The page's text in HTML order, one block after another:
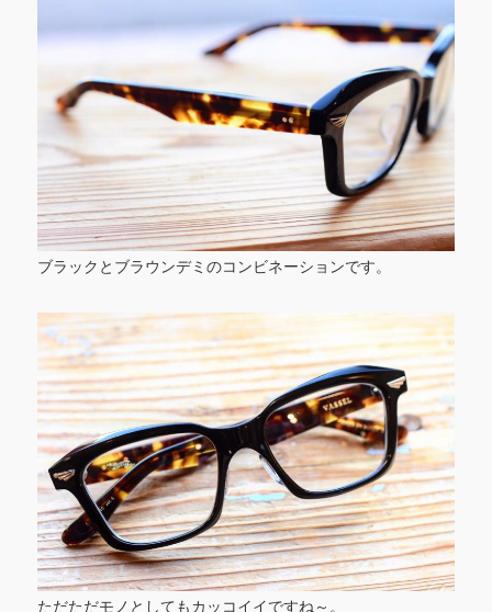
ブラックとブラウンデミのコンビネーションです。
ただただモノとしてもカッコイイですね～。